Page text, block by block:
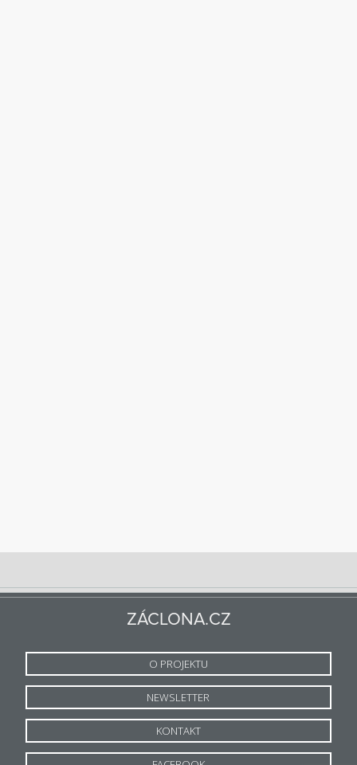
ZÁCLONA.CZ
O PROJEKTU
NEWSLETTER
KONTAKT